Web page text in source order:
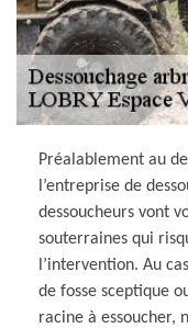
Préalablement au
l’entreprise de
dessoucheurs vont
souterraines qui
l’intervention. Au
de fosse sceptique
racine à essoucher,